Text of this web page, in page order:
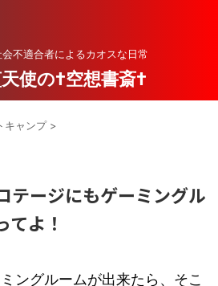
不適合者によるカオスな日常
使の†空想書斎†
キャンプ >
テージにもゲーミングル
てよ！
ングルームが出来たら、そこ